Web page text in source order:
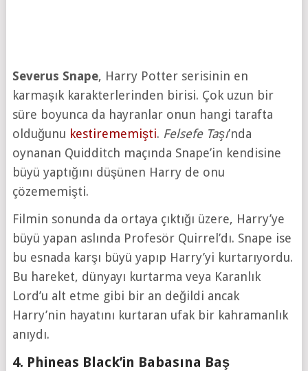
Severus Snape, Harry Potter serisinin en
karmaşık karakterlerinden birisi. Çok uzun bir
süre boyunca da hayranlar onun hangi tarafta
olduğunu kestirememişti. Felsefe Taşı’nda
oynanan Quidditch maçında Snape’in kendisine
büyü yaptığını düşünen Harry de onu
çözememişti.
Filmin sonunda da ortaya çıktığı üzere, Harry’ye
büyü yapan aslında Profesör Quirrel’dı. Snape ise
bu esnada karşı büyü yapıp Harry’yi kurtarıyordu.
Bu hareket, dünyayı kurtarma veya Karanlık
Lord’u alt etme gibi bir an değildi ancak
Harry’nin hayatını kurtaran ufak bir kahramanlık
anıydı.
4. Phineas Black’in Babasına Baş